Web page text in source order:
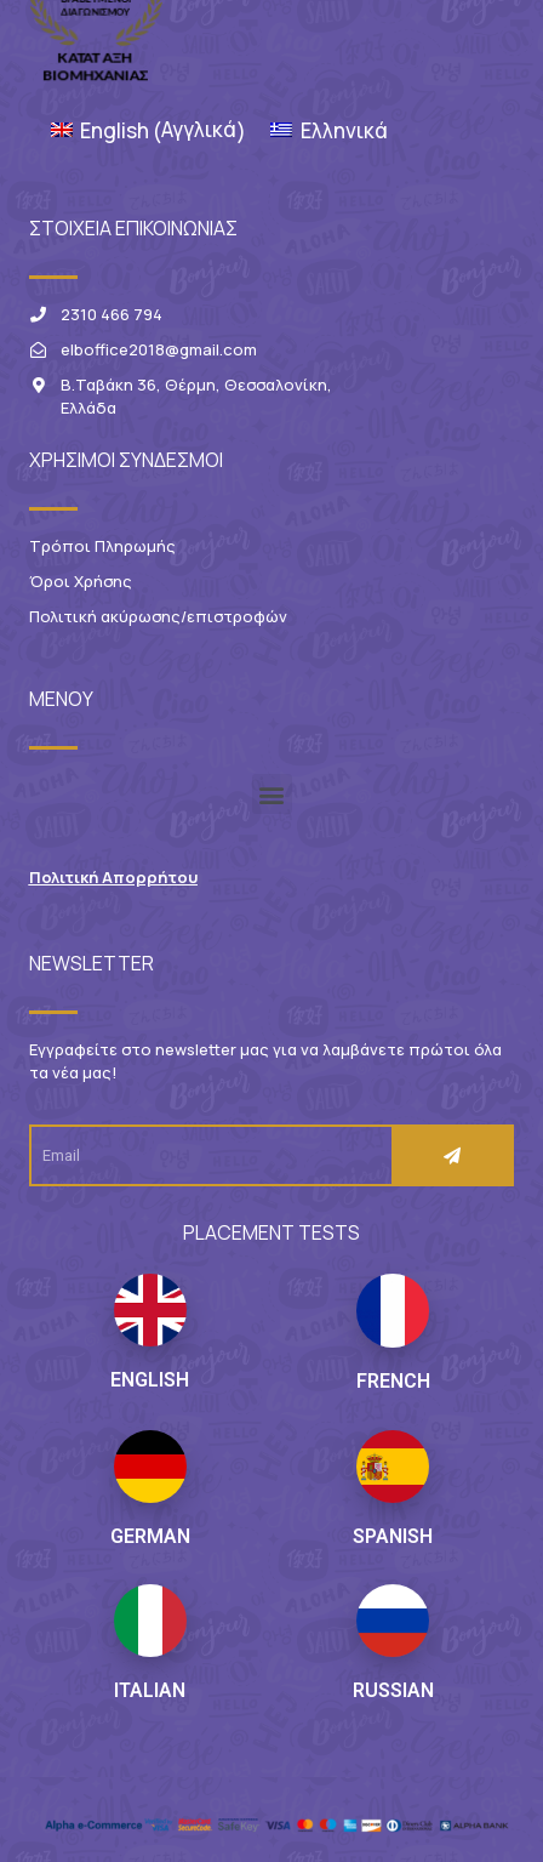
English (Αγγλικά) Ελληνικά
ΣΤΟΙΧΕΙΑ ΕΠΙΚΟΙΝΩΝΙΑΣ
2310 466 794
elboffice2018@gmail.com
Β.Ταβάκη 36, Θέρμη, Θεσσαλονίκη,
Ελλάδα
ΧΡΗΣΙΜΟΙ ΣΥΝΔΕΣΜΟΙ
Τρόποι Πληρωμής
Όροι Χρήσης
Πολιτική ακύρωσης/επιστροφών
ΜΕΝΟΥ
Πολιτική Απορρήτου
NEWSLETTER
Εγγραφείτε στο newsletter μας για να λαμβάνετε πρώτοι όλα
τα νέα μας!
PLACEMENT TESTS
ENGLISH FRENCH
GERMAN SPANISH
ITALIAN RUSSIAN